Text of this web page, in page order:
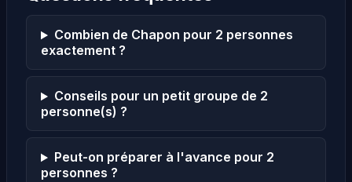
Combien de Chapon pour 2 personnes
exactement ?
Conseils pour un petit groupe de 2
personne(s) ?
Peut-on préparer à l'avance pour 2
personnes ?